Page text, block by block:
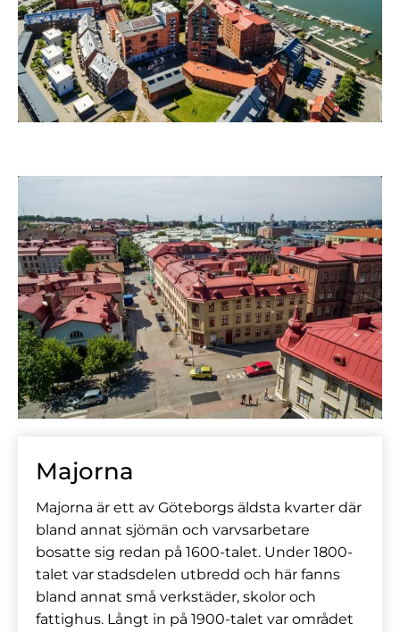
Majorna
Majorna är ett av Göteborgs äldsta kvarter där
bland annat sjömän och varvsarbetare
bosatte sig redan på 1600-talet. Under 1800-
talet var stadsdelen utbredd och här fanns
bland annat små verkstäder, skolor och
fattighus. Långt in på 1900-talet var området